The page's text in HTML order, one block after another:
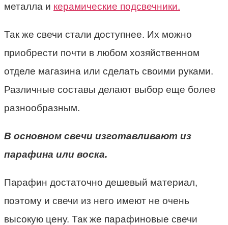
металла и керамические подсвечники.
Так же свечи стали доступнее. Их можно
приобрести почти в любом хозяйственном
отделе магазина или сделать своими руками.
Различные составы делают выбор еще более
разнообразным.
В основном свечи изготавливают из
парафина или воска.
Парафин достаточно дешевый материал,
поэтому и свечи из него имеют не очень
высокую цену. Так же парафиновые свечи